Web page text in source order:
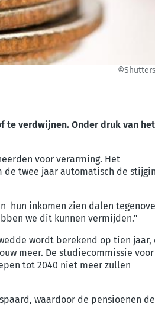
te verdwijnen. Onder druk van het
voor verarming. Het
de twee jaar automatisch de
hun inkomen zien dalen
we dit kunnen vermijden."
wordt berekend op tien jaar,
meer. De studiecommissie
tot 2040 niet meer zullen
waardoor de pensioenen de